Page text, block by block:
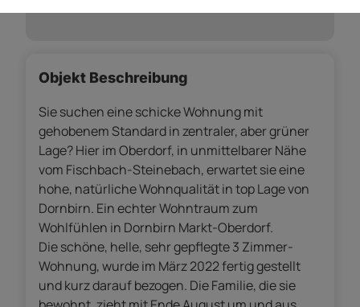
Objekt Beschreibung
Sie suchen eine schicke Wohnung mit
gehobenem Standard in zentraler, aber grüner
Lage? Hier im Oberdorf, in unmittelbarer Nähe
vom Fischbach-Steinebach, erwartet sie eine
hohe, natürliche Wohnqualität in top Lage von
Dornbirn. Ein echter Wohntraum zum
Wohlfühlen in Dornbirn Markt-Oberdorf.
Die schöne, helle, sehr gepflegte 3 Zimmer-
Wohnung, wurde im März 2022 fertig gestellt
und kurz darauf bezogen. Die Familie, die sie